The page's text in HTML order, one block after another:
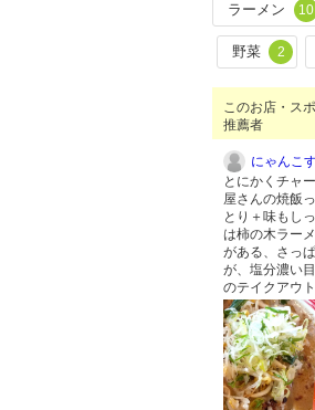
ラーメン 10
野菜 2
このお店・ス
推薦者
にゃんこ
とにかくチャ
屋さんの焼飯
とり＋味もし
は柿の木ラー
がある、さっ
が、塩分濃い
のテイクアウ